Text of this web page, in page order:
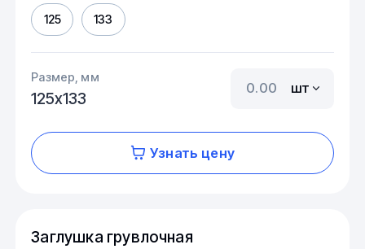
125 133
Размер, мм
125х133
шт
Узнать цену
Заглушка грувлочная